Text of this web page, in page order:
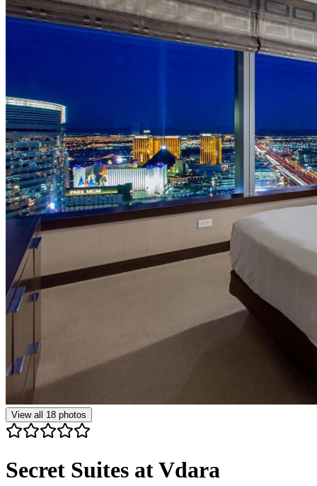
View all 18 photos
Secret Suites at Vdara